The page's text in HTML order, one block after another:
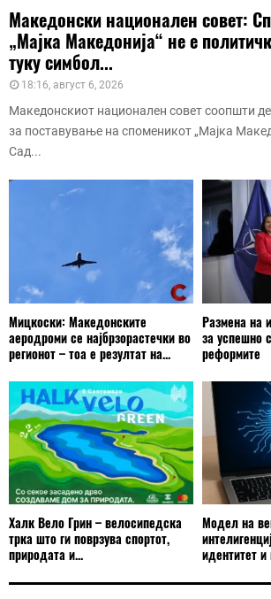
Македонски национален совет:
„Мајка Македонија“ не е
туку симбол...
18:16, август 6, 2026
Македонскиот национален совет соопшти
за поставување на споменикот „Мајка
Сад...
Мицкоски: Македонските
аеродроми се најбрзорастечки во
регионот – тоа е резултат на...
Размена на
за успешно
реформите
Халк Вело Грин – велосипедска
трка што ги поврзува спортот,
природата и...
Модел на
идентитет